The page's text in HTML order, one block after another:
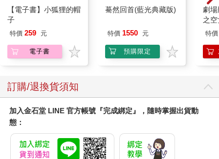
【電子書】小狐狸的帽
子
特價 259 元
電子書
驀然回首(藍光典藏版)
特價 1550 元
預購限定
劇
之
樂
組
特價
訂購/退換貨須知
加入金石堂 LINE 官方帳號『完成綁定』，隨時掌握出貨動
態：